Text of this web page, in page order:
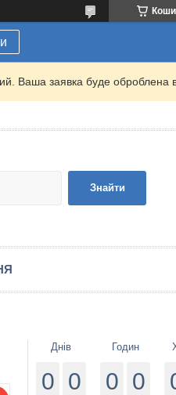
Ваша заявка буде
Знайти
Днів
0 0
Годин
0 0